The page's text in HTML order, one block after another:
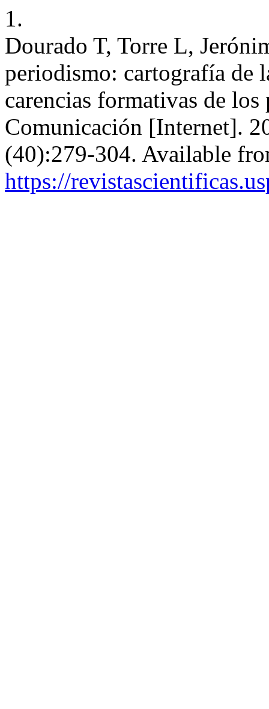
1.
Dourado T, Torre L,
periodismo: cartografía de
carencias formativas de
Comunicación [Internet].
(40):279-304. Available
https://